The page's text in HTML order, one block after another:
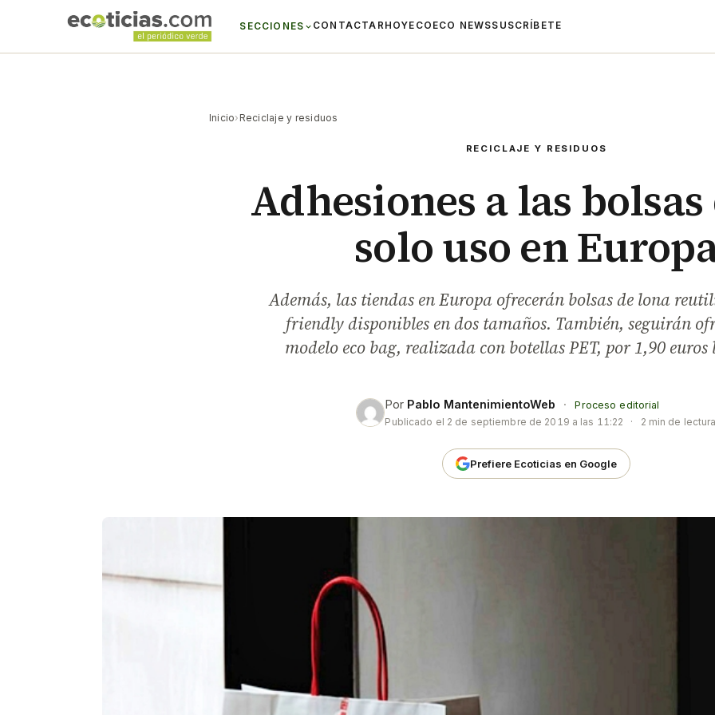
SECCIONES CONTACTAR HOYECO ECO NEWSSUSCRÍBETE
Inicio› Reciclaje y residuos
RECICLAJE Y RESIDUOS
Adhesiones a las
solo uso en
Además, las tiendas en Europa ofrecerán bolsas de lona
friendly disponibles en dos tamaños. También, seguirán
modelo eco bag, realizada con botellas PET, por 1,90
Por Pablo MantenimientoWeb ·
Proceso editorial
Publicado el 2 de septiembre de 2019 a las 11:22 · 2 min de
Prefiere Ecoticias en Google